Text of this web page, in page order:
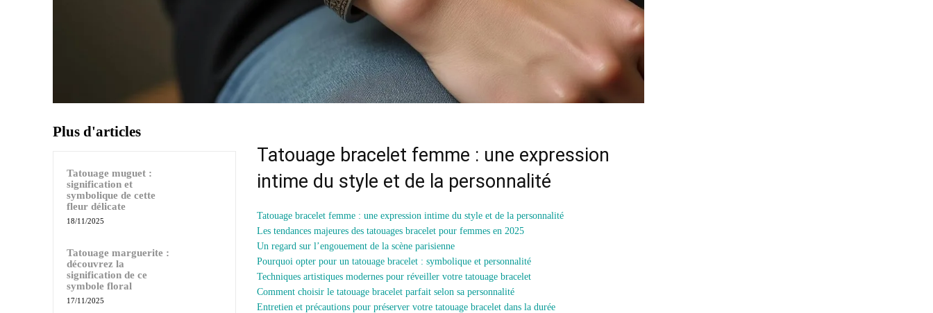
Plus d'articles
Tatouage muguet :
signification et
symbolique de cette
fleur délicate
18/11/2025
Tatouage marguerite :
découvrez la
signification de ce
symbole floral
17/11/2025
Tatouage bracelet femme : une expression
intime du style et de la personnalité
Tatouage bracelet femme : une expression intime du style et de la personnalité
Les tendances majeures des tatouages bracelet pour femmes en 2025
Un regard sur l’engouement de la scène parisienne
Pourquoi opter pour un tatouage bracelet : symbolique et personnalité
Techniques artistiques modernes pour réveiller votre tatouage bracelet
Comment choisir le tatouage bracelet parfait selon sa personnalité
Entretien et précautions pour préserver votre tatouage bracelet dans la durée